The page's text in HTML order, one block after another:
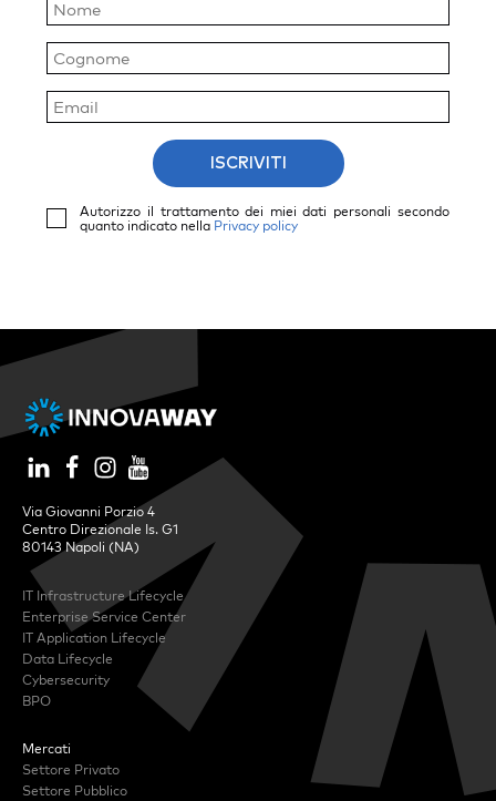
ISCRIVITI
Autorizzo il trattamento dei miei dati personali secondo
quanto indicato nella Privacy policy
Via Giovanni Porzio 4
Centro Direzionale Is. G1
80143 Napoli (NA)
IT Infrastructure Lifecycle
Enterprise Service Center
IT Application Lifecycle
Data Lifecycle
Cybersecurity
BPO
Mercati
Settore Privato
Settore Pubblico